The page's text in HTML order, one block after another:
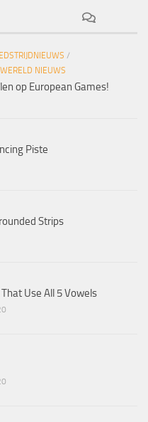
/
WERELD NIEUWS
op European Games!
Piste
Strips
Use All 5 Vowels